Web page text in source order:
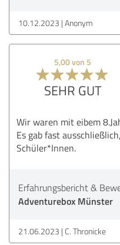
10.12.2023 Anonym
5,00 von 5
SEHR GUT
Wir waren mit eibem
Es gab fast
Schüler*Innen.
Erfahrungsbericht &
Adventurebox Münster
21.06.2023 C. Thronicke